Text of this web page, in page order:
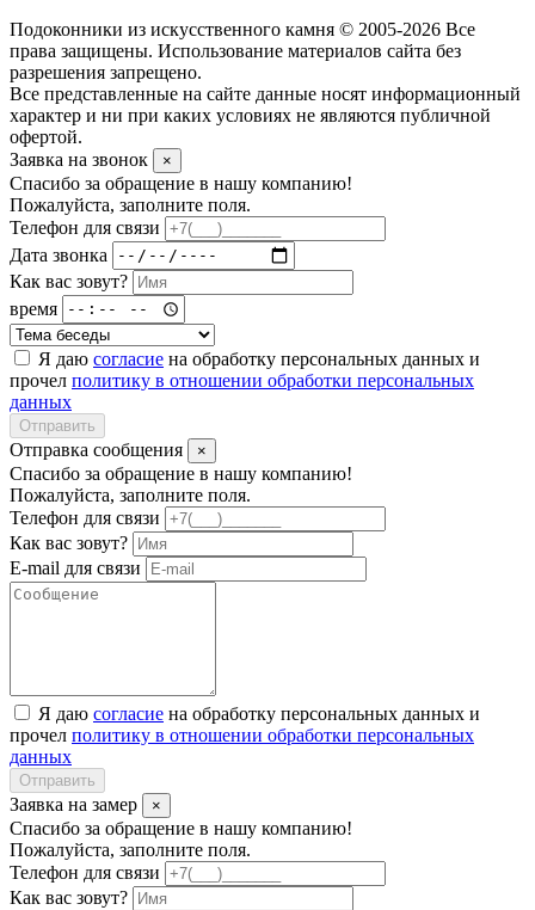
Подоконники из искусственного камня © 2005-2026 Все
права защищены. Использование материалов сайта без
разрешения запрещено.
Все представленные на сайте данные носят информационный
характер и ни при каких условиях не являются публичной
офертой.
Заявка на звонок
×
Спасибо за обращение в нашу компанию!
Пожалуйста, заполните поля.
Телефон для связи
Дата звонка
Как вас зовут?
время
Я даю согласие на обработку персональных данных и
прочел политику в отношении обработки персональных
данных
Отправить
Отправка сообщения ×
Спасибо за обращение в нашу компанию!
Пожалуйста, заполните поля.
Телефон для связи
Как вас зовут?
E-mail для связи
Я даю согласие на обработку персональных данных и
прочел политику в отношении обработки персональных
данных
Отправить
Заявка на замер ×
Спасибо за обращение в нашу компанию!
Пожалуйста, заполните поля.
Телефон для связи
Как вас зовут?